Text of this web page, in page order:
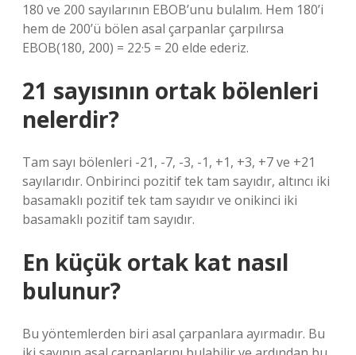
180 ve 200 sayılarının EBOB’unu bulalım. Hem 180’i
hem de 200’ü bölen asal çarpanlar çarpılırsa
EBOB(180, 200) = 22·5 = 20 elde ederiz.
21 sayısının ortak bölenleri
nelerdir?
Tam sayı bölenleri -21, -7, -3, -1, +1, +3, +7 ve +21
sayılarıdır. Onbirinci pozitif tek tam sayıdır, altıncı iki
basamaklı pozitif tek tam sayıdır ve onikinci iki
basamaklı pozitif tam sayıdır.
En küçük ortak kat nasıl
bulunur?
Bu yöntemlerden biri asal çarpanlara ayırmadır. Bu